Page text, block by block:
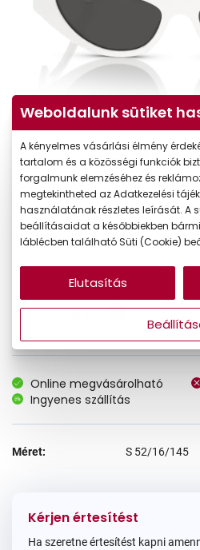
99.790 Ft
84.822 Ft
Online megvásárolható
Ingyenes szállítás
Méret: S 52/16/145
Kérjen értesítést
Ha szeretne értesítést kapni
Weboldalunk sütiket
A kényelmes vásárlási élmény
tartalom és a közösségi funkciók
forgalmunk elemzéséhez és
megtekintheted az Adatkezelési
használatának részletes leírását. A
beállításaidat a későbbiekben
láblécben található Süti (Cookie)
Elutasítás